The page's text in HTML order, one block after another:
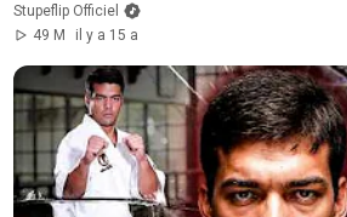
Stupeflip Officiel
49 M
il y a 15 a